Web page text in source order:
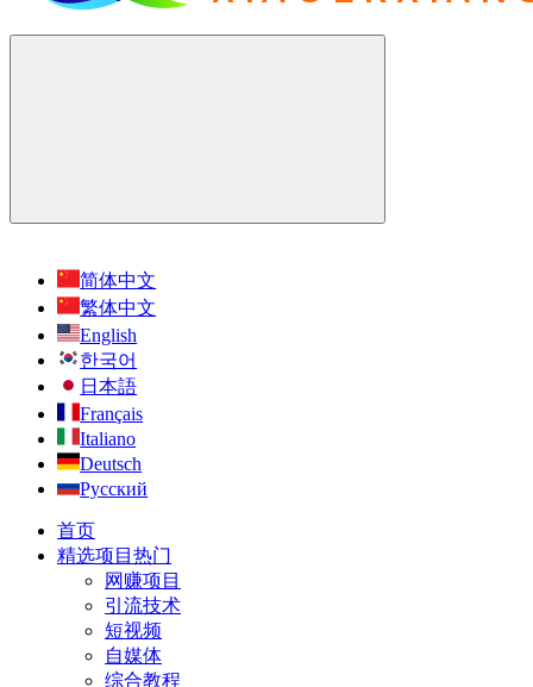
简体中文
繁体中文
English
한국어
日本語
Français
Italiano
Deutsch
Русский
首页
精选项目 热门
网赚项目
引流技术
短视频
自媒体
综合教程